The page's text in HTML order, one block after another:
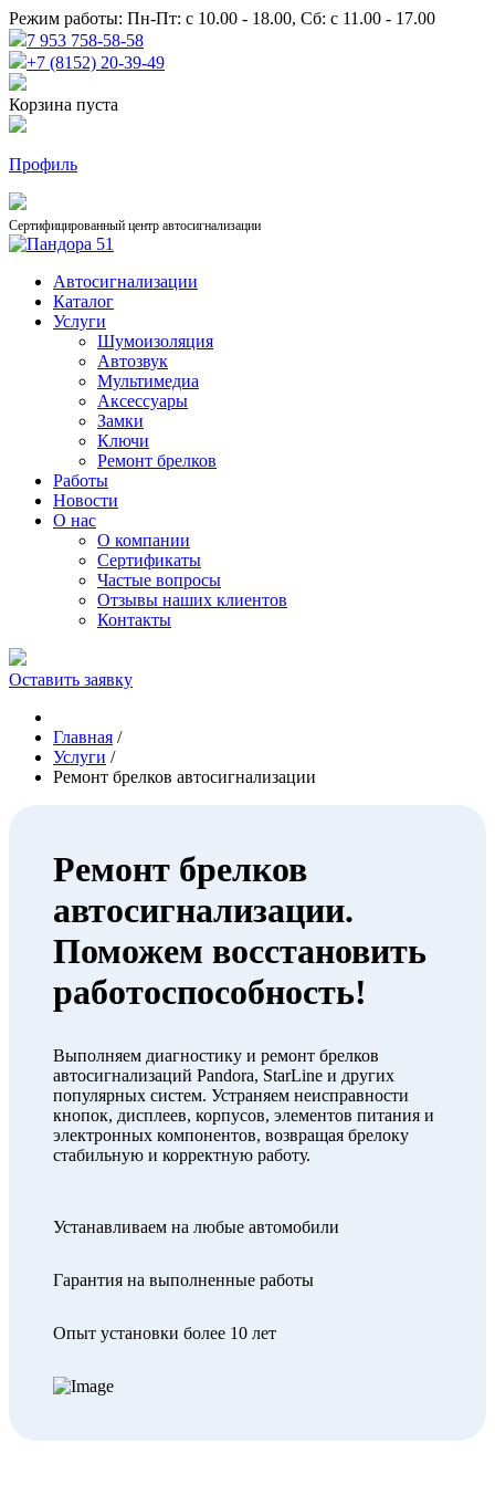
Режим работы: Пн-Пт: с 10.00 - 18.00, Сб: с 11.00 - 17.00
7 953 758-58-58
+7 (8152) 20-39-49
Корзина пуста
Профиль
Сертифицированный центр автосигнализации
Автосигнализации
Каталог
Услуги
Шумоизоляция
Автозвук
Мультимедиа
Аксессуары
Замки
Ключи
Ремонт брелков
Работы
Новости
О нас
О компании
Сертификаты
Частые вопросы
Отзывы наших клиентов
Контакты
Оставить заявку
Главная /
Услуги /
Ремонт брелков автосигнализации
Ремонт брелков
автосигнализации.
Поможем восстановить
работоспособность!
Выполняем диагностику и ремонт брелков
автосигнализаций Pandora, StarLine и других
популярных систем. Устраняем неисправности
кнопок, дисплеев, корпусов, элементов питания и
электронных компонентов, возвращая брелоку
стабильную и корректную работу.
Устанавливаем на любые автомобили
Гарантия на выполненные работы
Опыт установки более 10 лет